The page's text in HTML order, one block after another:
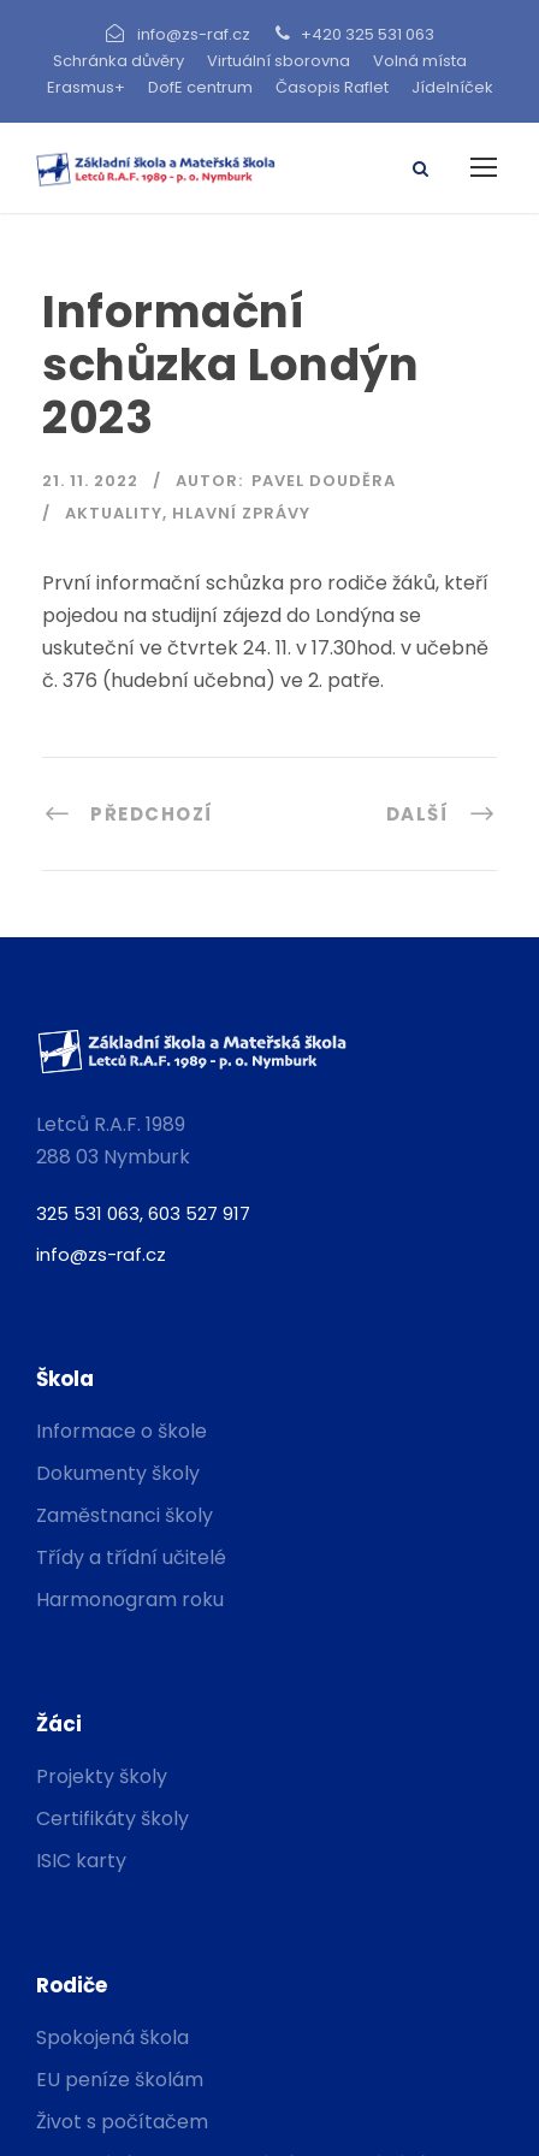
info@zs-raf.cz
+420 325 531 063
Schránka důvěry
Virtuální sborovna
Volná místa
Erasmus+
DofE centrum Časopis Raflet Jídelníček
Informační
schůzka Londýn
2023
21. 11. 2022 AUTOR: PAVEL DOUDĚRA
AKTUALITY, HLAVNÍ ZPRÁVY
První informační schůzka pro rodiče žáků, kteří
pojedou na studijní zájezd do Londýna se
uskuteční ve čtvrtek 24. 11. v 17.30hod. v učebně
č. 376 (hudební učebna) ve 2. patře.
PŘEDCHOZÍ DALŠÍ
Letců R.A.F. 1989
288 03 Nymburk
325 531 063, 603 527 917
info@zs-raf.cz
Škola
Informace o škole
Dokumenty školy
Zaměstnanci školy
Třídy a třídní učitelé
Harmonogram roku
Žáci
Projekty školy
Certifikáty školy
ISIC karty
Rodiče
Spokojená škola
EU peníze školám
Život s počítačem